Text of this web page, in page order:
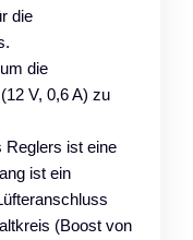
die
die
V, 0,6 A) zu
Reglers ist eine
ist ein
(Boost von